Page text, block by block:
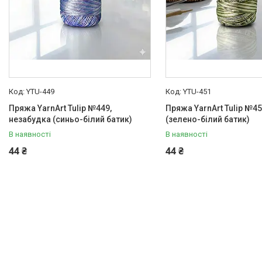
YTU-449
Пряжа YarnArt Tulip №449,
незабудка (синьо-білий батик)
В наявності
44 ₴
YTU-451
Пряжа YarnArt Tulip
(зелено-білий батик)
В наявності
44 ₴